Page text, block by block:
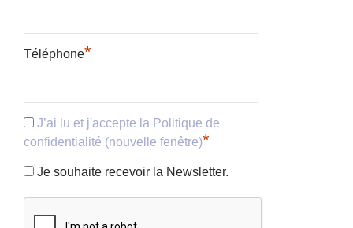
Téléphone*
J’ai lu et j'accepte la Politique de
confidentialité (nouvelle fenêtre)*
Je souhaite recevoir la Newsletter.